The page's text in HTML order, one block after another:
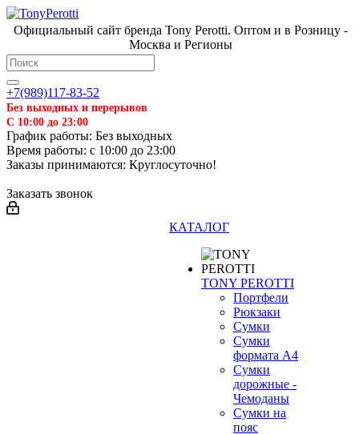
Официальный сайт бренда Tony Perotti. Оптом и в Розницу -
Москва и Регионы
+7(989)117-83-52
Без выходных и перерывов
С 10:00 до 23:00
График работы: Без выходных
Время работы: с 10:00 до 23:00
Заказы принимаются: Круглосуточно!
Заказать звонок
КАТАЛОГ
TONY PEROTTI
Портфели
Рюкзаки
Сумки
Сумки
формата А4
Сумки
дорожные -
Чемоданы
Сумки на
пояс